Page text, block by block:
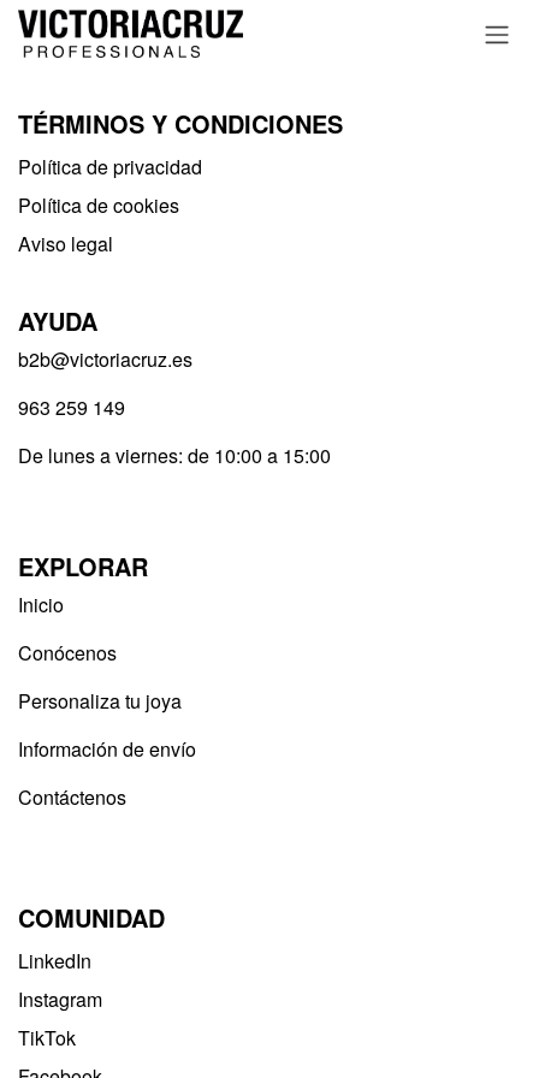
Ir al contenido
TÉRMINOS Y CONDICIONES
Política de privacidad​
Política de cookies
Aviso legal
AYUDA
b2b@victoriacruz.es
963 259 149
De lunes a viernes: de 10:00 a 15:00
EXPLORAR
Inicio
Conócenos
Personaliza tu joya
Información de envío
Contáctenos
COMUNIDAD
LinkedIn
Instagram
TikTok